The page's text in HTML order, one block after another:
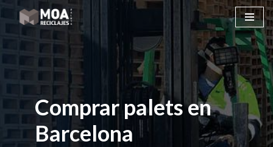
Comprar palets en
Barcelona